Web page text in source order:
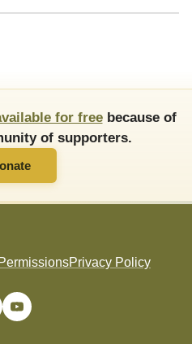
for freebecause of
of supporters.
Privacy Policy